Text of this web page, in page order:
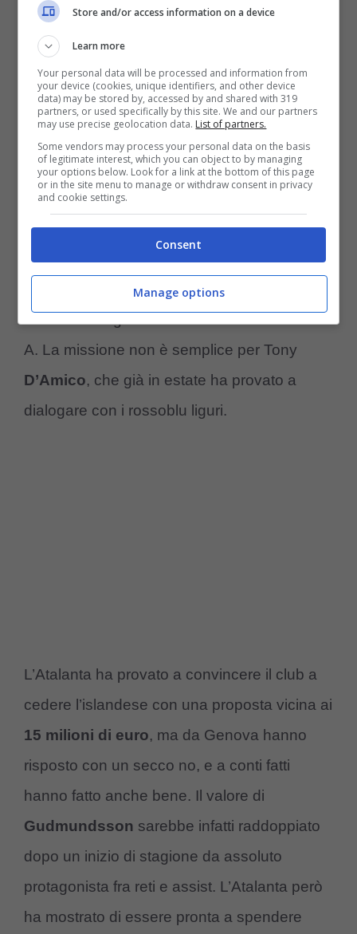
Albert Gudmundsson (controcalcio.com) – AnsaFoto
Secondo quanto riporta
orobici sarebbero pronti ad un nuovo assalto
perAlbert Gudmundsson,26enne
islandese che al Genoa sta brillando, e
A. La missione non è semplice per Tony
D’Amico, che già in estate ha provato a
dialogare con i rossoblu liguri.
L’Atalanta ha provato a convincere il club a
cedere l’islandese con una proposta vicina ai
15 milioni di euro, ma da Genova hanno
risposto con un secco no, e a conti fatti
hanno fatto anche bene. Il valore di
Gudmundsson sarebbe infatti raddoppiato
dopo un inizio di stagione da assoluto
protagonista fra reti e assist. L’Atalanta però
ha mostrato di essere pronta a spendere
Store and/or access information on a device
Learn more
Your personal data will be processed and information from
your device (cookies, unique identifiers, and other device
data) may be stored by, accessed by and shared with 319
partners, or used specifically by this site. We and our partners
may use precise geolocation data. List of partners.
Some vendors may process your personal data on the basis
of legitimate interest, which you can object to by managing
your options below. Look for a link at the bottom of this page
or in the site menu to manage or withdraw consent in privacy
and cookie settings.
Consent
Manage options